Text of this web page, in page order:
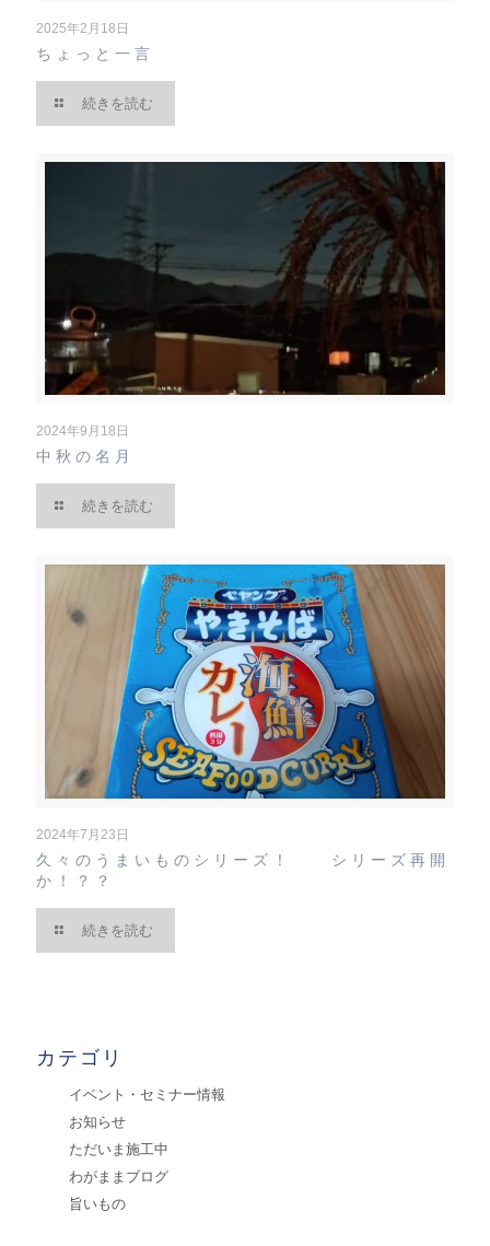
2025年2月18日
ちょっと一言
続きを読む
2024年9月18日
中秋の名月
続きを読む
2024年7月23日
久々のうまいものシリーズ！ シリーズ再開
か！？？
続きを読む
カテゴリ
イベント・セミナー情報
お知らせ
ただいま施工中
わがままブログ
旨いもの